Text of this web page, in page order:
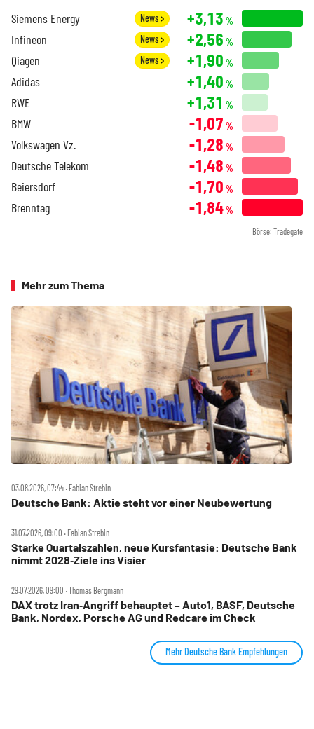
Siemens Energy News +3,13 %
Infineon News +2,56 %
Qiagen News +1,90 %
Adidas +1,40 %
RWE +1,31 %
BMW -1,07 %
Volkswagen Vz. -1,28 %
Deutsche Telekom -1,48 %
Beiersdorf -1,70 %
Brenntag -1,84%
Börse: Tradegate
Mehr zum Thema
03.08.2026, 07:44 ‧ Fabian Strebin
Deutsche Bank: Aktie steht vor einer Neubewertung
31.07.2026, 09:00 ‧ Fabian Strebin
Starke Quartalszahlen, neue Kursfantasie: Deutsche Bank
nimmt 2028‑Ziele ins Visier
29.07.2026, 09:00 ‧ Thomas Bergmann
DAX trotz Iran‑Angriff behauptet – Auto1, BASF, Deutsche
Bank, Nordex, Porsche AG und Redcare im Check
Mehr Deutsche Bank Empfehlungen